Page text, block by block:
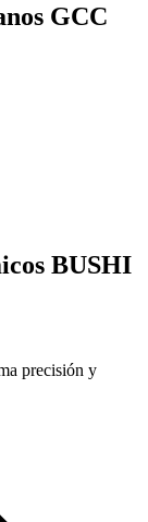
GCC
BUSHI
precisión y